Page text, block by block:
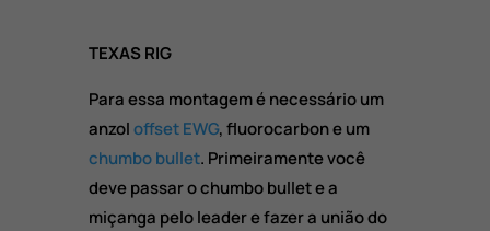
TEXAS RIG
Para essa montagem é necessário um
anzoloffset EWG, fluorocarbon e um
chumbo bullet. Primeiramente você
deve passar o chumbo bullet e a
miçanga pelo leader e fazer a união do